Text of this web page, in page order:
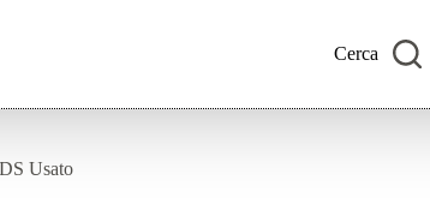
Cerca
Usato